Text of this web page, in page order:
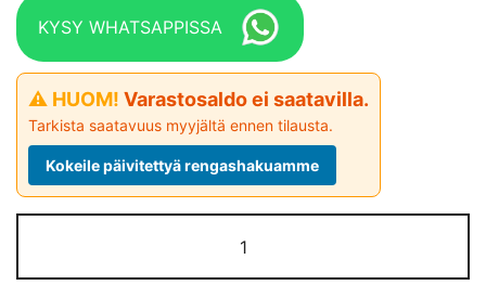
KYSY WHATSAPPISSA
⚠ HUOM! Varastosaldo ei saatavilla.
Tarkista saatavuus myyjältä ennen tilausta.
Kokeile päivitettyä rengashakuamme
EcoContact
6